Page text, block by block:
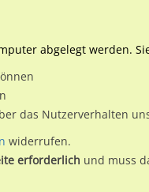
Plakatwerbung
abgelegt werden.
das Nutzerverhalten
widerrufen.
erforderlich und muss